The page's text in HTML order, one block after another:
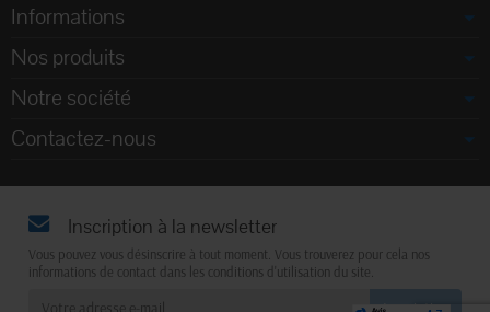
Informations
Nos produits
Notre société
Contactez-nous
Inscription à la newsletter
Vous pouvez vous désinscrire à tout moment. Vous trouverez pour cela nos
informations de contact dans les conditions d'utilisation du site.